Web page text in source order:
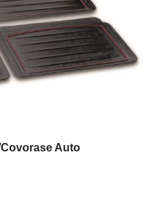
Covorase Auto